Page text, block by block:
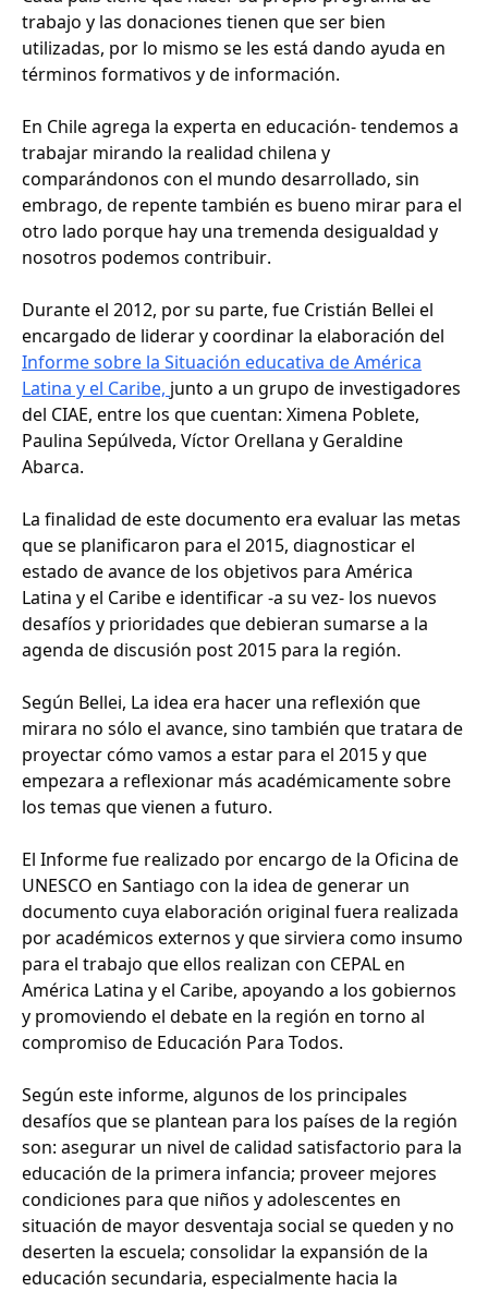
trabajo y las donaciones tienen que ser bien
utilizadas, por lo mismo se les está dando ayuda en
términos formativos y de información.
En Chile agrega la experta en educación- tendemos a
trabajar mirando la realidad chilena y
comparándonos con el mundo desarrollado, sin
embrago, de repente también es bueno mirar para el
otro lado porque hay una tremenda desigualdad y
nosotros podemos contribuir.
Durante el 2012, por su parte, fue Cristián Bellei el
encargado de liderar y coordinar la elaboración del
Informe sobre la Situación educativa de América
Latina y el Caribe, junto a un grupo de investigadores
del CIAE, entre los que cuentan: Ximena Poblete,
Paulina Sepúlveda, Víctor Orellana y Geraldine
Abarca.
La finalidad de este documento era evaluar las metas
que se planificaron para el 2015, diagnosticar el
estado de avance de los objetivos para América
Latina y el Caribe e identificar -a su vez- los nuevos
desafíos y prioridades que debieran sumarse a la
agenda de discusión post 2015 para la región.
Según Bellei, La idea era hacer una reflexión que
mirara no sólo el avance, sino también que tratara de
proyectar cómo vamos a estar para el 2015 y que
empezara a reflexionar más académicamente sobre
los temas que vienen a futuro.
El Informe fue realizado por encargo de la Oficina de
UNESCO en Santiago con la idea de generar un
documento cuya elaboración original fuera realizada
por académicos externos y que sirviera como insumo
para el trabajo que ellos realizan con CEPAL en
América Latina y el Caribe, apoyando a los gobiernos
y promoviendo el debate en la región en torno al
compromiso de Educación Para Todos.
Según este informe, algunos de los principales
desafíos que se plantean para los países de la región
son: asegurar un nivel de calidad satisfactorio para la
educación de la primera infancia; proveer mejores
condiciones para que niños y adolescentes en
situación de mayor desventaja social se queden y no
deserten la escuela; consolidar la expansión de la
educación secundaria, especialmente hacia la